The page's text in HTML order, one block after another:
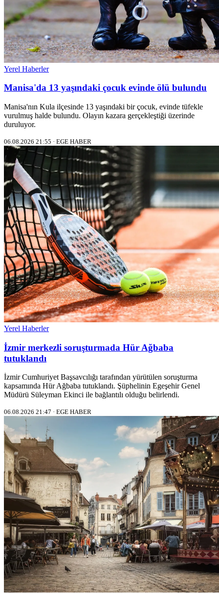
Yerel Haberler
Manisa'da 13 yaşındaki çocuk evinde ölü bulundu
Manisa'nın Kula ilçesinde 13 yaşındaki bir çocuk, evinde tüfekle
vurulmuş halde bulundu. Olayın kazara gerçekleştiği üzerinde
duruluyor.
06.08.2026 21:55 · EGE HABER
Yerel Haberler
İzmir merkezli soruşturmada Hür Ağbaba
tutuklandı
İzmir Cumhuriyet Başsavcılığı tarafından yürütülen soruşturma
kapsamında Hür Ağbaba tutuklandı. Şüphelinin Egeşehir Genel
Müdürü Süleyman Ekinci ile bağlantılı olduğu belirlendi.
06.08.2026 21:47 · EGE HABER